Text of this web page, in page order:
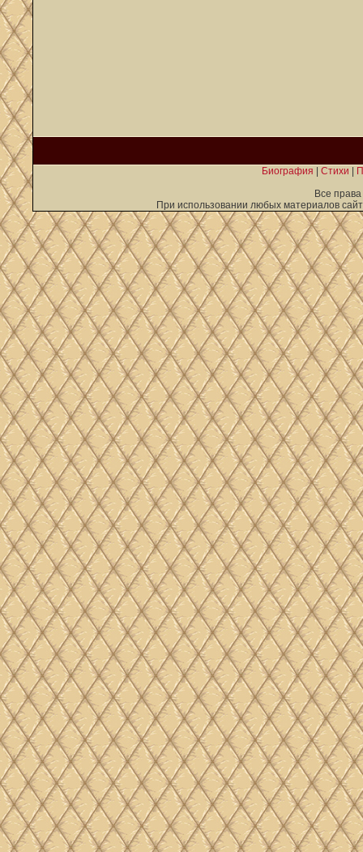
Биография Стихи
Все
При использовании любых материалов